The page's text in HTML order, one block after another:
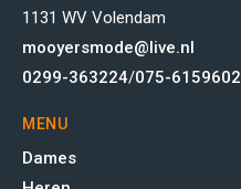
1131 WV Volendam
mooyersmode@live.nl
0299-363224/075-6159602
MENU
Dames